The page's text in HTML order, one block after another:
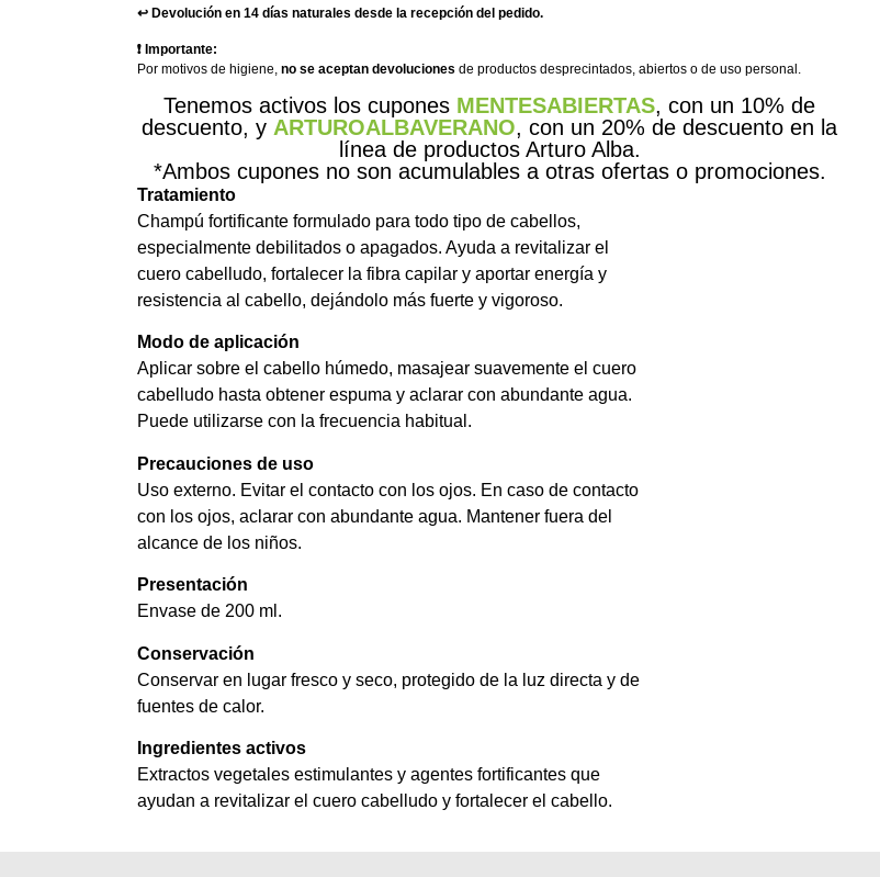
↩️ Devolución en 14 días naturales desde la recepción del pedido.
❗ Importante:
Por motivos de higiene,no se aceptan devoluciones de productos desprecintados, abiertos o de uso personal.
Tenemos activos los cupones MENTESABIERTAS, con un 10% de
descuento, y ARTUROALBAVERANO, con un 20% de descuento en la
línea de productos Arturo Alba.
*Ambos cupones no son acumulables a otras ofertas o promociones.
Tratamiento
Champú fortificante formulado para todo tipo de cabellos,
especialmente debilitados o apagados. Ayuda a revitalizar el
cuero cabelludo, fortalecer la fibra capilar y aportar energía y
resistencia al cabello, dejándolo más fuerte y vigoroso.
Modo de aplicación
Aplicar sobre el cabello húmedo, masajear suavemente el cuero
cabelludo hasta obtener espuma y aclarar con abundante agua.
Puede utilizarse con la frecuencia habitual.
Precauciones de uso
Uso externo. Evitar el contacto con los ojos. En caso de contacto
con los ojos, aclarar con abundante agua. Mantener fuera del
alcance de los niños.
Presentación
Envase de 200 ml.
Conservación
Conservar en lugar fresco y seco, protegido de la luz directa y de
fuentes de calor.
Ingredientes activos
Extractos vegetales estimulantes y agentes fortificantes que
ayudan a revitalizar el cuero cabelludo y fortalecer el cabello.